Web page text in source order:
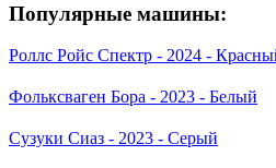
Популярные машины:
Роллс Ройс Спектр - 2024 -
Фольксваген Бора - 2023 - Белый
Сузуки Сиаз - 2023 - Серый